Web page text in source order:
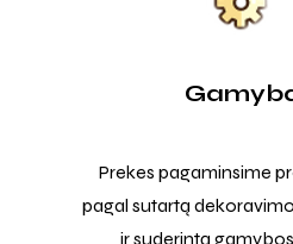
Prekes pagaminsime
pagal sutartą
ir suderintą